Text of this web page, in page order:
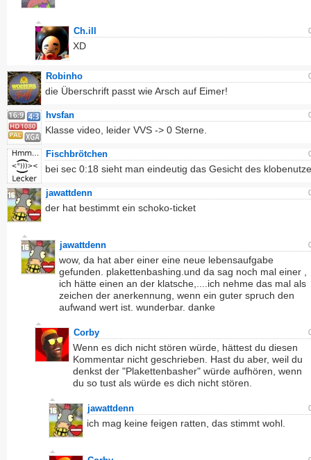
Ch.ill
XD
Robinho
die Überschrift passt wie Arsch auf Eimer!
hvsfan
Klasse video, leider VVS -> 0 Sterne.
Fischbrötchen
bei sec 0:18 sieht man eindeutig das Gesicht des
jawattdenn
der hat bestimmt ein schoko-ticket
jawattdenn
wow, da hat aber einer eine neue lebensaufgabe
gefunden. plakettenbashing.und da sag noch mal einer ,
ich hätte einen an der klatsche,....ich nehme das mal als
zeichen der anerkennung, wenn ein guter spruch den
aufwand wert ist. wunderbar. danke
Corby
Wenn es dich nicht stören würde, hättest du diesen
Kommentar nicht geschrieben. Hast du aber, weil du
denkst der "Plakettenbasher" würde aufhören, wenn
du so tust als würde es dich nicht stören.
jawattdenn
ich mag keine feigen ratten, das stimmt wohl.